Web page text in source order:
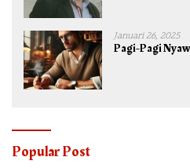
Januari 26, 2025
Pagi-Pagi
Popular Post